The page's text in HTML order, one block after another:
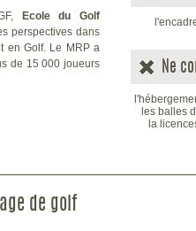
Ne
les balles
la
Ecole du Golf
perspectives dans
en Golf. Le MRP a
de 15 000 joueurs
de golf